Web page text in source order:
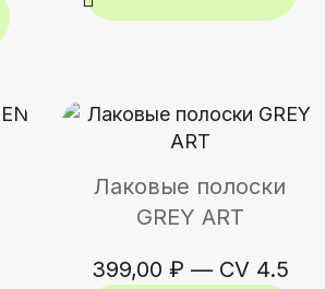
Лаковые полоски
GREY ART
399,00 ₽ — CV 4.5